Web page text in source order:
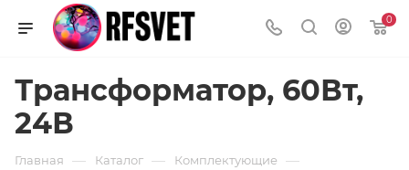
0
Трансформатор, 60Вт,
24В
Главная — Каталог — Комплектующие —